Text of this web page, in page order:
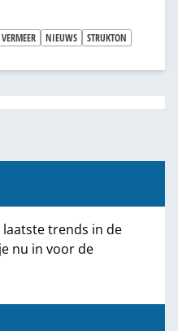
VERMEER NIEUWS
STRUKTON
trends in de
nu in voor de